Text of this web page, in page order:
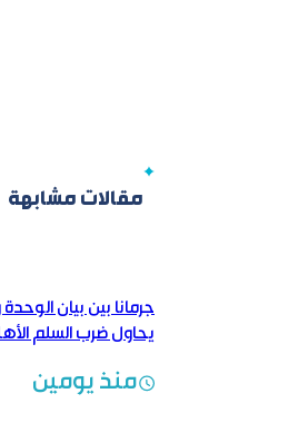
مقالات مشابهة
جرمانا بين بيان
يحاول ضرب السلم
منذ يومين